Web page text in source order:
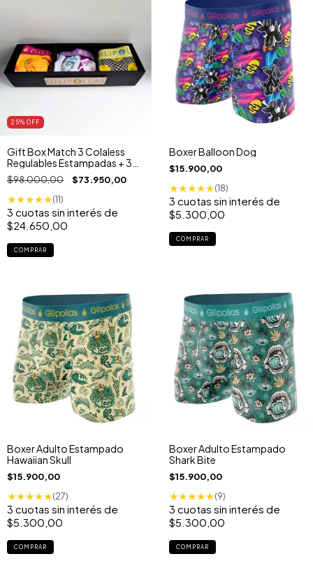
25% OFF
Gift Box Match 3 Colaless
Regulables Estampadas + 3
Boxers Estampados
$98.000,00 $73.950,00
★★★★★(11)
3 cuotas sin interés de
$24.650,00
COMPRAR
Boxer Balloon Dog
$15.900,00
★★★★★(18)
3 cuotas sin interés de
$5.300,00
COMPRAR
Boxer Adulto Estampado
Hawaiian Skull
$15.900,00
★★★★★(27)
3 cuotas sin interés de
$5.300,00
COMPRAR
Boxer Adulto Estampado
Shark Bite
$15.900,00
★★★★★(9)
3 cuotas sin interés de
$5.300,00
COMPRAR